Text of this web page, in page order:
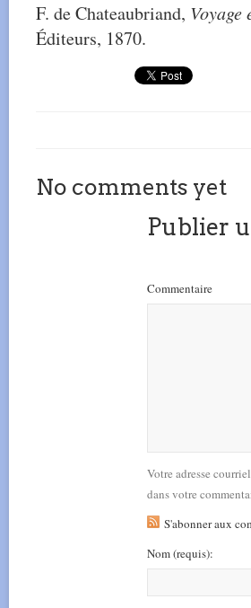
F. de Chateaubriand, Voyage
Éditeurs, 1870.
No comments yet
Publier
Commentaire
Votre adresse
dans votre
S'abonner aux
Nom(requis):